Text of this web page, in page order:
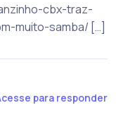
cbx-traz-
muito-samba/ […]
para responder